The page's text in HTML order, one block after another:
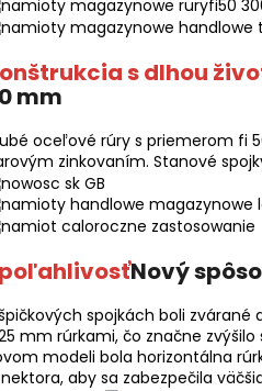
s dlhou
mm
oceľové rúry s priemerom fi
zinkovaním. Stanové
Nový
spojkách boli
mm rúrkami, čo značne
modeli bola horizontálna
aby sa zabezpečila